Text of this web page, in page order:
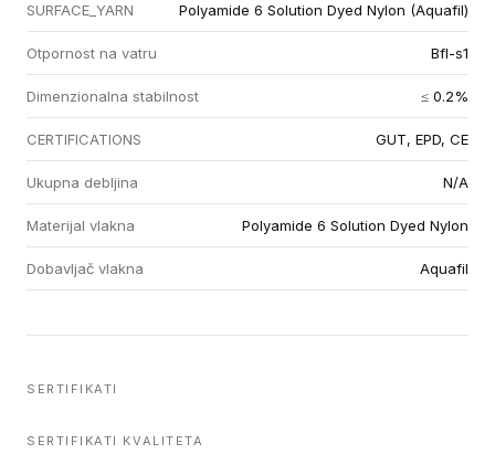
SURFACE_YARN Polyamide 6 Solution Dyed Nylon (Aquafil)
Otpornost na vatru Bfl-s1
Dimenzionalna stabilnost ≤ 0.2%
CERTIFICATIONS GUT, EPD, CE
Ukupna debljina N/A
Materijal vlakna Polyamide 6 Solution Dyed Nylon
Dobavljač vlakna Aquafil
SERTIFIKATI
SERTIFIKATI KVALITETA